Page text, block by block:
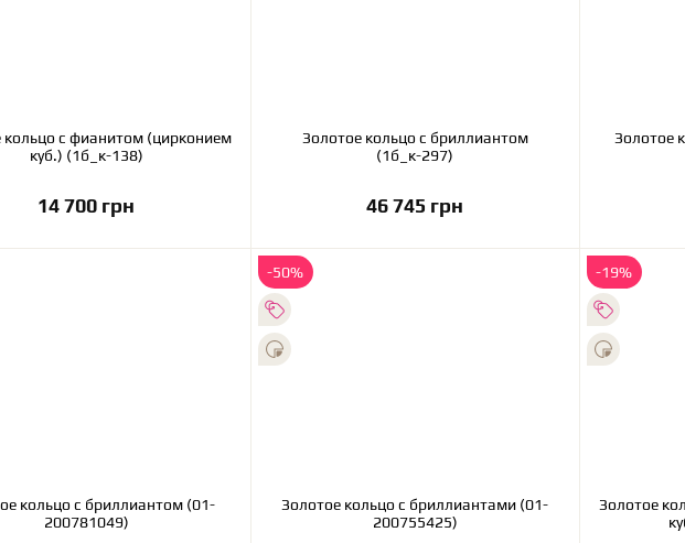
кольцо с фианитом (цирконием
куб.) (1б_к-138)
14 700 грн
В корзину
Золотое кольцо с бриллиантом
(1б_к-297)
46 745 грн
В корзину
Золотое кольцо с бриллиантом (01-
кольцо с бриллиантом (01-
200781049)
-50%
Золотое кольцо с бриллиантами (01-
200755425)
-19%
Золотое